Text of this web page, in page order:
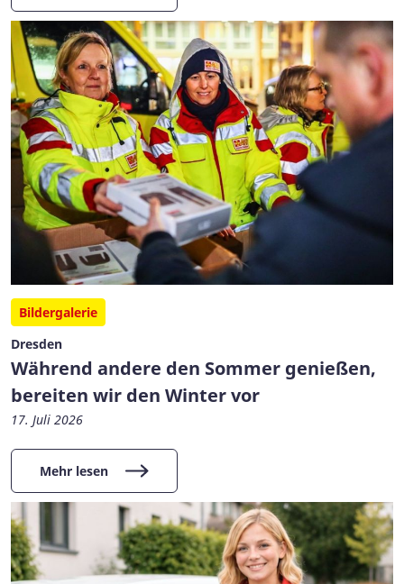
Bildergalerie
Dresden
Während andere den Sommer genießen,
bereiten wir den Winter vor
17. Juli 2026
Mehr lesen